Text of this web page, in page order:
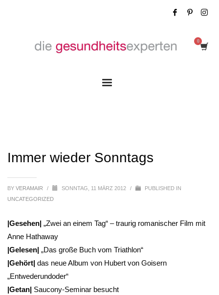
Immer wieder Sonntags
BY VERAMAIR / SONNTAG, 11 MÄRZ 2012 /
PUBLISHED IN
UNCATEGORIZED
|Gesehen| „Zwei an einem Tag“ – traurig romanischer Film mit
Anne Hathaway
|Gelesen| „Das große Buch vom Triathlon“
|Gehört| das neue Album von Hubert von Goisern
„Entwederundoder“
|Getan| Saucony-Seminar besucht